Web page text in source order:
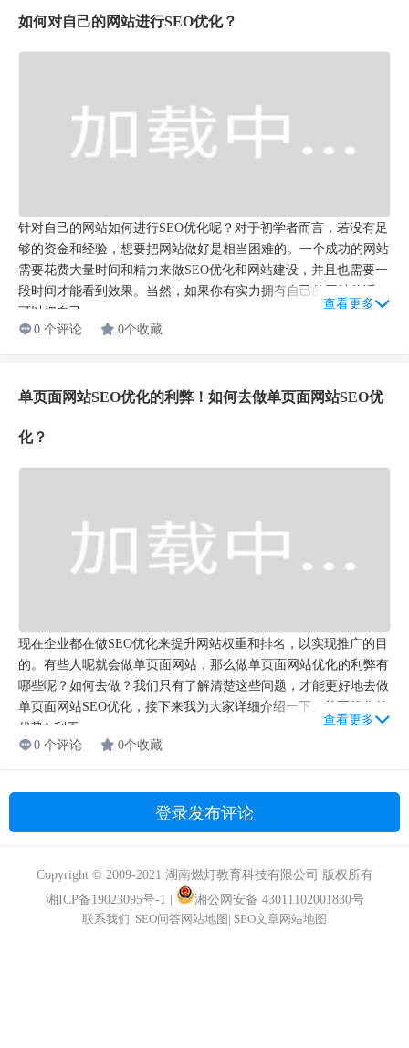
如何对自己的网站进行SEO优化？
针对自己的网站如何进行SEO优化呢？对于初学者而言，若没有足
够的资金和经验，想要把网站做好是相当困难的。一个成功的网站
需要花费大量时间和精力来做SEO优化和网站建设，并且也需要一
段时间才能看到效果。当然，如果你有实力拥有自己的网站的话，
可以把自己...
查看更多
0 个评论
0个收藏
单页面网站SEO优化的利弊！如何去做单页面网站SEO优
化？
现在企业都在做SEO优化来提升网站权重和排名，以实现推广的目
的。有些人呢就会做单页面网站，那么做单页面网站优化的利弊有
哪些呢？如何去做？我们只有了解清楚这些问题，才能更好地去做
单页面网站SEO优化，接下来我为大家详细介绍一下。单页优化的
优势1.利于...
查看更多
0 个评论
0个收藏
登录发布评论
Copyright © 2009-2021 湖南燃灯教育科技有限公司 版权所有
湘ICP备19023095号-1
湘公网安备 43011102001830号
联系我们| SEO问答网站地图 | SEO文章网站地图